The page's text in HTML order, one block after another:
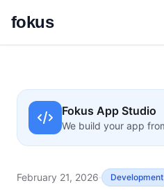
fokus
Fokus App Studio
February 21, 2026· Development